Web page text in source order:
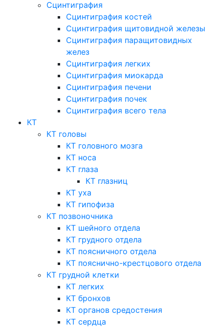
Сцинтиграфия
Сцинтиграфия костей
Сцинтиграфия щитовидной железы
Сцинтиграфия паращитовидных
желез
Сцинтиграфия легких
Сцинтиграфия миокарда
Сцинтиграфия печени
Сцинтиграфия почек
Сцинтиграфия всего тела
КТ
КТ головы
КТ головного мозга
КТ носа
КТ глаза
КТ глазниц
КТ уха
КТ гипофиза
КТ позвоночника
КТ шейного отдела
КТ грудного отдела
КТ поясничного отдела
КТ пояснично-крестцового отдела
КТ грудной клетки
КТ легких
КТ бронхов
КТ органов средостения
КТ сердца